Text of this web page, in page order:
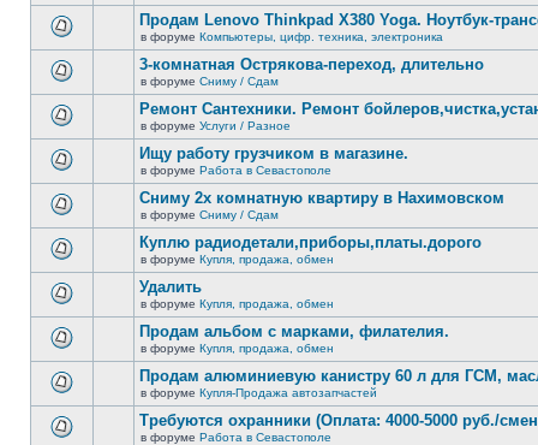
новых
непрочитанных
сообщений.
новых
непрочитанных
сообщений.
новых
непрочитанных
сообщений.
Продам Lenovo Thinkpad X380 Yoga. Ноутбук-
в форуме Компьютеры, цифр. техника, электроника
новых
непрочитанных
сообщений.
3-комнатная Острякова-переход, длительно
в форуме Сниму / Сдам
новых
непрочитанных
сообщений.
Ремонт Сантехники. Ремонт
в форуме Услуги / Разное
новых
непрочитанных
сообщений.
Ищу работу грузчиком в магазине.
в форуме Работа в Севастополе
новых
непрочитанных
сообщений.
Сниму 2х комнатную квартиру в Нахимовском
в форуме Сниму / Сдам
новых
непрочитанных
сообщений.
Куплю радиодетали,приборы,платы.дорого
в форуме Купля, продажа, обмен
новых
непрочитанных
сообщений.
Удалить
в форуме Купля, продажа, обмен
новых
непрочитанных
сообщений.
Продам альбом с марками, филателия.
в форуме Купля, продажа, обмен
Продам алюминиевую канистру 60 л для ГСМ,
в форуме Купля-Продажа автозапчастей
Требуются охранники (Оплата: 4000-5000 руб./
в форуме Работа в Севастополе